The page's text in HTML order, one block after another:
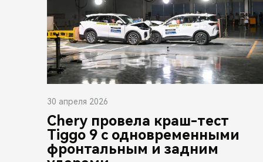
30 апреля 2026
Chery провела краш-тест
Tiggo 9 с одновременными
фронтальным и задним